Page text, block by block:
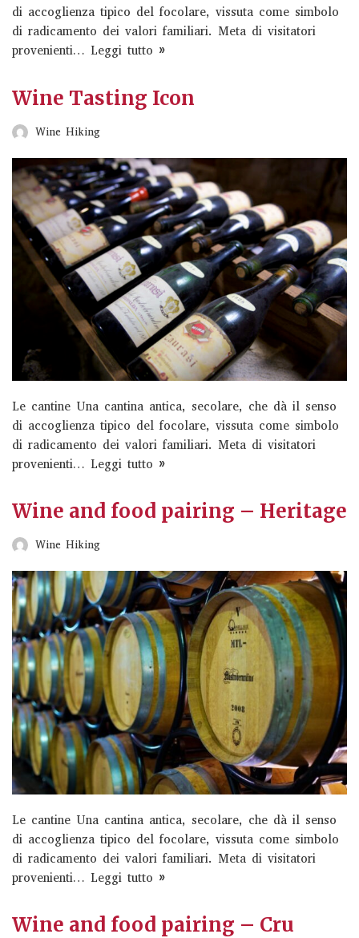
di accoglienza tipico del focolare, vissuta come simbolo
di radicamento dei valori familiari. Meta di visitatori
provenienti… Leggi tutto »
Wine Tasting Icon
Wine Hiking
Le cantine Una cantina antica, secolare, che dà il senso
di accoglienza tipico del focolare, vissuta come simbolo
di radicamento dei valori familiari. Meta di visitatori
provenienti… Leggi tutto »
Wine and food pairing – Heritage
Wine Hiking
Le cantine Una cantina antica, secolare, che dà il senso
di accoglienza tipico del focolare, vissuta come simbolo
di radicamento dei valori familiari. Meta di visitatori
provenienti… Leggi tutto »
Wine and food pairing – Cru
Goleto experience Feudi di San
Gregorio
Abbazia di San Guglielmo: un percorso spirituale e
culturale ‣ Visita guidata alla Cantina e degustazione di
tre calici (Selezioni Feudi di San Gregorio)‣ Una…Read
More »
Taurasi experience
Liguria Wine
Tour della tenuta Feudi di San
Gregorio